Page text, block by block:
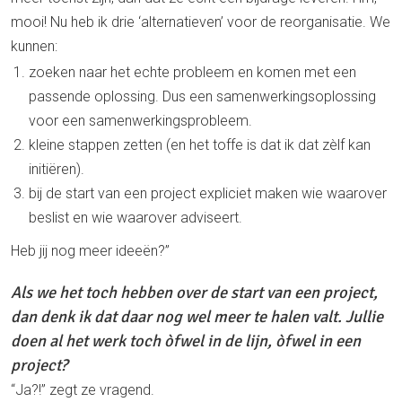
mooi! Nu heb ik drie ‘alternatieven’ voor de reorganisatie. We
kunnen:
zoeken naar het echte probleem en komen met een
passende oplossing. Dus een samenwerkingsoplossing
voor een samenwerkingsprobleem.
kleine stappen zetten (en het toffe is dat ik dat zèlf kan
initiëren).
bij de start van een project expliciet maken wie waarover
beslist en wie waarover adviseert.
Heb jij nog meer ideeën?”
Als we het toch hebben over de start van een project,
dan denk ik dat daar nog wel meer te halen valt. Jullie
doen al het werk toch òfwel in de lijn, òfwel in een
project?
“Ja?!” zegt ze vragend.